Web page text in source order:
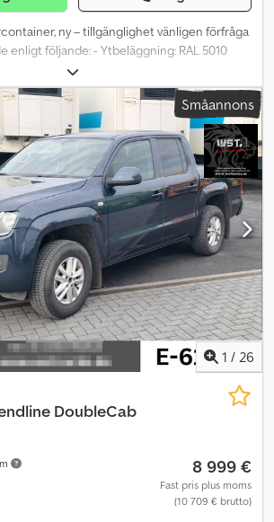
ny – tillgänglighet vänligen förfråga
enligt följande: - Ytbeläggning: RAL 5010
utbyteslackering (färgnyans grå) -
mellanrum - Med förzinkade låsstänger
- Belagda plywoodgolvskivor, 20 mm tjocka -
och nedtill - Kan staplas 3 gånger -
kran och gaffeltruck Yttermått 10 ft
2991 x 2438 x 2591 mm Egenvikt: 825 kg,
kg Finns även som 8 ft lagercontainer, pris €
som ovan, Yttermått 8 ft
2438 x 2200 x 2260 mm Egenvikt: 630 kg,
Köpes fritt lastat 26810 Westoverledingen.
möjlig. Förfrågningar om fraktkostnader,
angivelse av postnummer för leverans.
Småannons
1 / 26
DoubleCab
8 999 €
Fast pris plus moms
(10 709 € brutto)